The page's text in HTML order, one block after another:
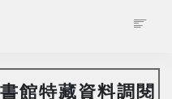
館特藏資料調閱